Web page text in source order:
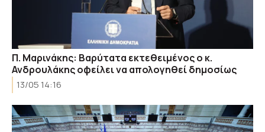
Π. Μαρινάκης: Βαρύτατα εκτεθειμένος ο κ.
Ανδρουλάκης οφείλει να απολογηθεί δημοσίως
13/05 14:16